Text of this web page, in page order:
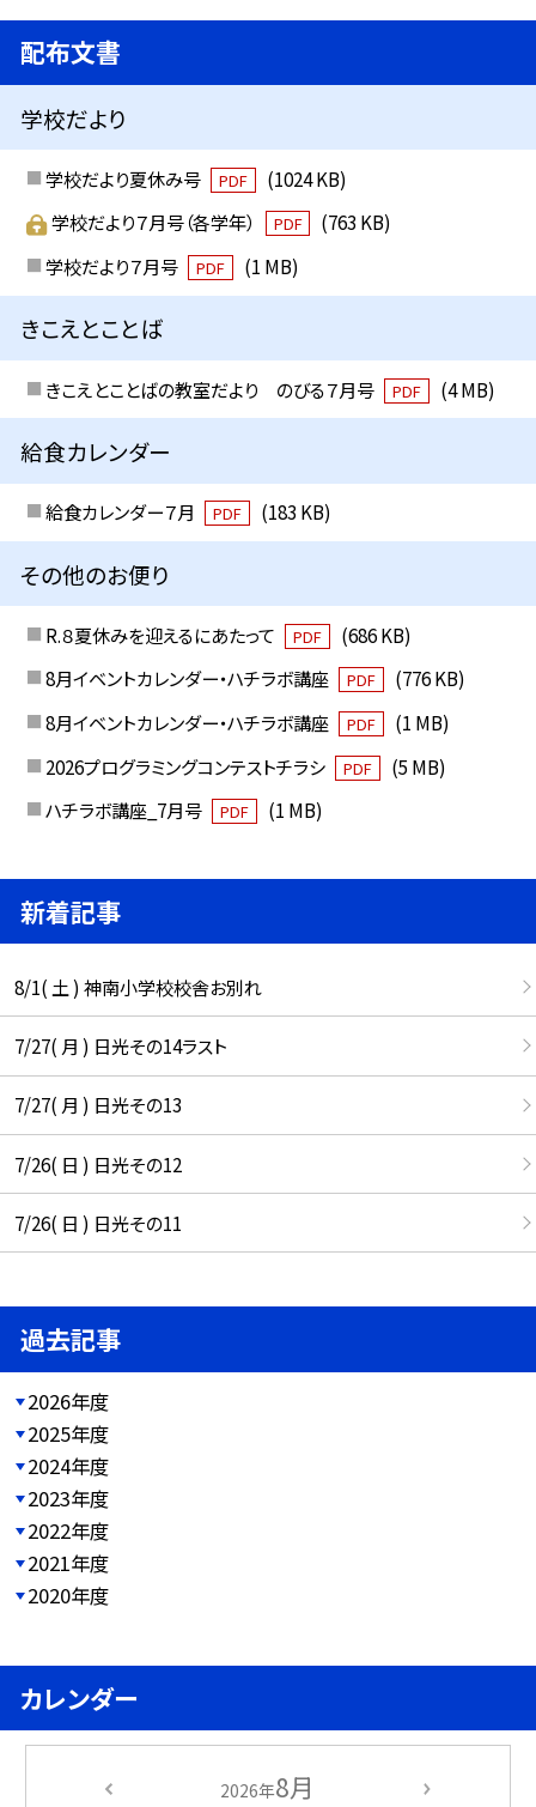
配布文書
学校だより
学校だより夏休み号 PDF
(1024 KB)
学校だより７月号（各学年）
PDF
(763 KB)
学校だより７月号
PDF (1 MB)
きこえとことば
きこえとことばの教室だより のびる７月号 PDF (4 MB)
給食カレンダー
給食カレンダー７月 PDF (183 KB)
その他のお便り
R.８夏休みを迎えるにあたって PDF
(686 KB)
8月イベントカレンダー・ハチラボ講座
PDF
(776 KB)
8月イベントカレンダー・ハチラボ講座
PDF
(1 MB)
2026プログラミングコンテストチラシ
PDF
(5 MB)
ハチラボ講座_7月号
PDF (1 MB)
新着記事
8/1( 土 ) 神南小学校校舎お別れ
7/27( 月 ) 日光その14ラスト
7/27( 月 ) 日光その13
7/26( 日 ) 日光その12
7/26( 日 ) 日光その11
過去記事
2026年度
2025年度
2024年度
2023年度
2022年度
2021年度
2020年度
カレンダー
2026年8月